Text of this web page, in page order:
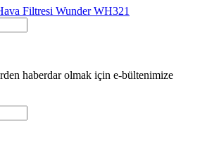
Filtresi Wunder WH321
haberdar olmak için e-bültenimize